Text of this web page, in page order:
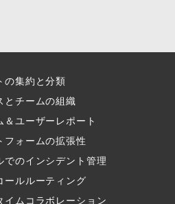
の集約と分類​
とチームの組織​
＆ユーザーレポート​
フォームの拡張性
でのインシデント管理​
ールルーティング​
イムコラボレーション​